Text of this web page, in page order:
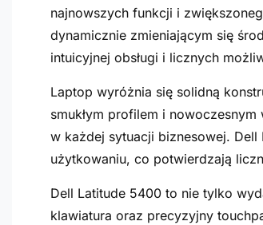
najnowszych funkcji i
dynamicznie zmieniającym się
intuicyjnej obsługi i licznych
Laptop wyróżnia się solidną
smukłym profilem i
w każdej sytuacji biznesowej. Dell
użytkowaniu, co potwierdzają
Dell Latitude 5400 to nie tylko
klawiatura oraz precyzyjny